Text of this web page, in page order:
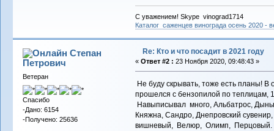
С уважением! Skype vinograd1714
Каталог саженцев винограда осень 2020 -
Степан
Петрович
Ветеран
Спасибо
-Дано: 6154
-Получено: 25636
Re: Кто и что посадит в 2021 году
« Ответ #2 : 23 Ноября 2020, 09:48:43 »
Не буду скрывать, тоже есть планы! В
прошелся с бензопилой по теплицам,
Навыписывал много, Альбатрос,
Княжна, Сандро, Днепровский
вишневый, Велюр, Олимп, Перцовый.